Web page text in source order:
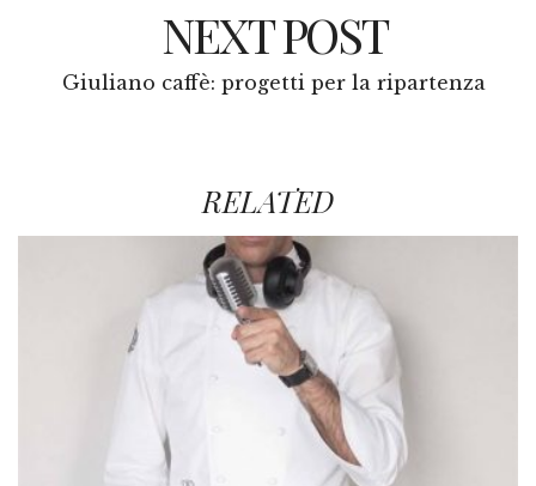
NEXT POST
Giuliano caffè: progetti per la ripartenza
RELATED